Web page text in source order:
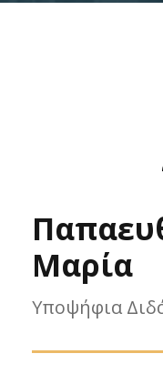
Μαρία
Υποψήφια